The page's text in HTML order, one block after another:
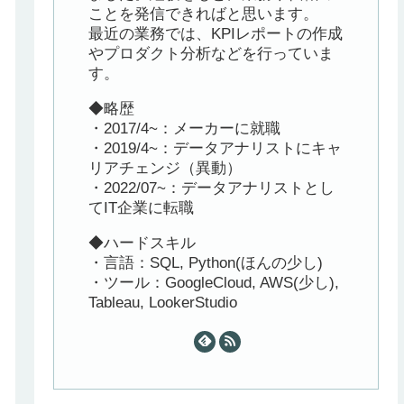
ことを発信できればと思います。
最近の業務では、KPIレポートの作成
やプロダクト分析などを行っていま
す。
◆略歴
・2017/4~：メーカーに就職
・2019/4~：データアナリストにキャ
リアチェンジ（異動）
・2022/07~：データアナリストとし
てIT企業に転職
◆ハードスキル
・言語：SQL, Python(ほんの少し)
・ツール：GoogleCloud, AWS(少し),
Tableau, LookerStudio